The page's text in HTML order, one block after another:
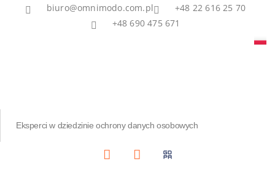
biuro@omnimodo.com.pl
+48 22 616 25 70
+48 690 475 671
Eksperci w dziedzinie ochrony danych osobowych